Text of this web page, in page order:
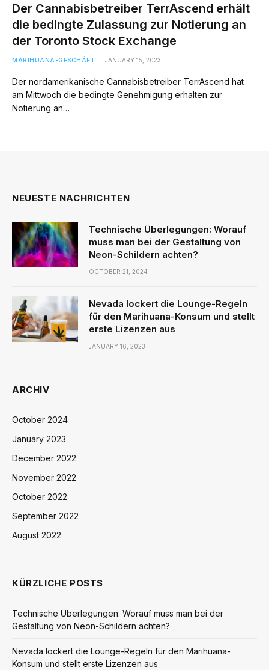
Der Cannabisbetreiber TerrAscend erhält
die bedingte Zulassung zur Notierung an
der Toronto Stock Exchange
MARIHUANA-GESCHÄFT JANUARY 15, 2023
Der nordamerikanische Cannabisbetreiber TerrAscend hat
am Mittwoch die bedingte Genehmigung erhalten zur
Notierung an…
NEUESTE NACHRICHTEN
Technische Überlegungen: Worauf
muss man bei der Gestaltung von
Neon-Schildern achten?
OCTOBER 21, 2024
Nevada lockert die Lounge-Regeln
für den Marihuana-Konsum und stellt
erste Lizenzen aus
JANUARY 16, 2023
ARCHIV
October 2024
January 2023
December 2022
November 2022
October 2022
September 2022
August 2022
KÜRZLICHE POSTS
Technische Überlegungen: Worauf muss man bei der
Gestaltung von Neon-Schildern achten?
Nevada lockert die Lounge-Regeln für den Marihuana-
Konsum und stellt erste Lizenzen aus